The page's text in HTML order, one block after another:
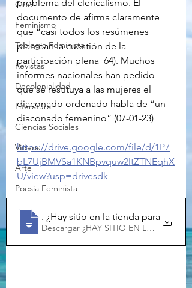
Cine
Feminismo
Teología Feminista
Revistas
Decolonialidad
Literatura
Ciencias Sociales
Videos
Arte
Poesía Feminista
problema del clericalismo. El
documento de afirma claramente
que “casi todos los resúmenes
plantean la cuestión de la
participación plena  64). Muchos
informes nacionales han pedido
que se restituya a las mujeres el
diaconado ordenado habla de “un
diaconado femenino” (07-01-23)
https://drive.google.com/file/d/1P7
bL7UjBMVSa1KNBpvquw2ltZTNEqhX
U/view?usp=drivesdk
Zegano, Phyllis
. ¿Hay sitio en la tienda para las
Descargar ¿HAY SITIO EN LA